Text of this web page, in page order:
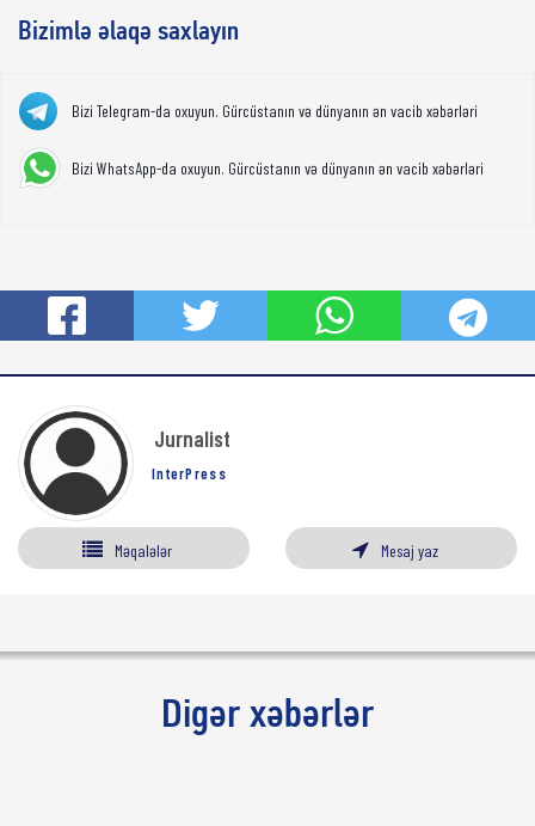
Bizimlə əlaqə saxlayın
Bizi Telegram-da oxuyun. Gürcüstanın və dünyanın ən vacib xəbərləri
Bizi WhatsApp-da oxuyun. Gürcüstanın və dünyanın ən vacib xəbərləri
Jurnalist
InterPress
Məqalələr Mesaj yaz
Digər xəbərlər